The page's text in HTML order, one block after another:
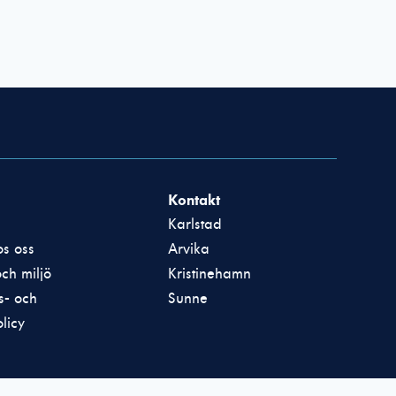
oss
miljö
och
Kontakt
Karlstad
Arvika
Kristinehamn
Sunne